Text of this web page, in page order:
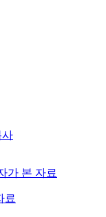
사
가 본 자료
료